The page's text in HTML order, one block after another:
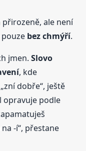
ale není
bez chmýří.
jmen.Slovo
, kde
dobře“, ještě
opravuje podle
-í“, přestane